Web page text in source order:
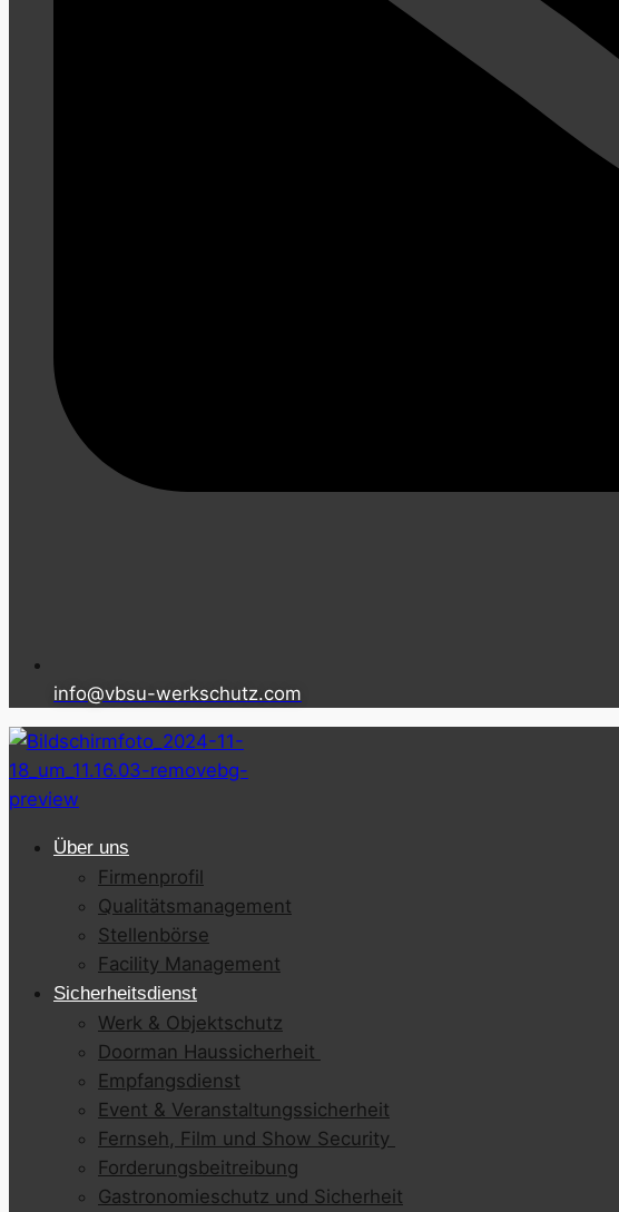
info@vbsu-werkschutz.com
Über uns
Firmenprofil
Qualitätsmanagement
Stellenbörse
Facility Management
Sicherheitsdienst
Werk & Objektschutz
Doorman Haussicherheit
Empfangsdienst
Event & Veranstaltungssicherheit
Fernseh, Film und Show Security
Forderungsbeitreibung
Gastronomieschutz und Sicherheit